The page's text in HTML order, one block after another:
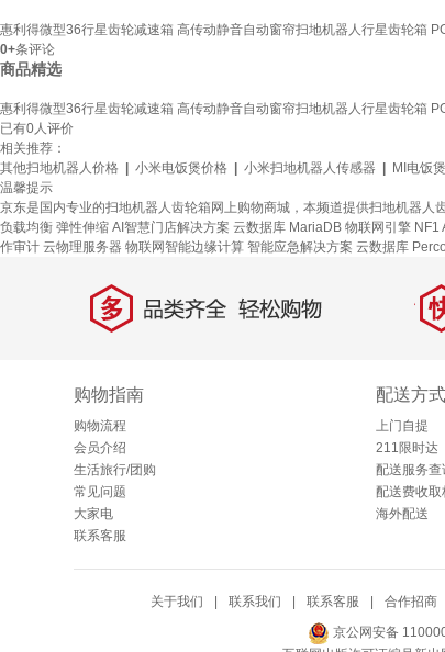
惠利得微型36行星齿轮减速箱 高传动静音自动窗帘扫地机器人行星齿轮箱
0+条评论
商品精选
惠利得微型36行星齿轮减速箱 高传动静音自动窗帘扫地机器人行星齿轮箱
已有0人评价
相关推荐：
其他扫地机器人价格
小米电饭煲价格 小米扫地机器人传感器 MI电饭煲
温馨提示
京东是国内专业的扫地机器人齿轮箱网上购物商城，本频道提供扫地机器
负载均衡 弹性伸缩 AI智慧门店解决方案 云数据库 MariaDB 物联网引擎 NF1
作审计 云物理服务器 物联网智能边缘计算 智能应急解决方案 云数据库
多 品类齐全，轻松购物 快
购物指南
购物流程
会员介绍
生活旅行/团购
常见问题
大家电
联系客服
配送方式
上门自提
211限时达
配送服务查
配送费收取
海外配送
关于我们 联系我们 联系客服 合作招商
京公网安备